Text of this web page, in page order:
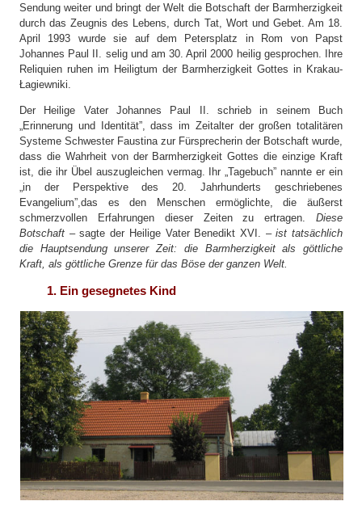
Sendung weiter und bringt der Welt die Botschaft der Barmherzigkeit
durch das Zeugnis des Lebens, durch Tat, Wort und Gebet. Am 18.
April 1993 wurde sie auf dem Petersplatz in Rom von Papst
Johannes Paul II. selig und am 30. April 2000 heilig gesprochen. Ihre
Reliquien ruhen im Heiligtum der Barmherzigkeit Gottes in Krakau-
Łagiewniki.
Der Heilige Vater Johannes Paul II. schrieb in seinem Buch
„Erinnerung und Identität”, dass im Zeitalter der großen totalitären
Systeme Schwester Faustina zur Fürsprecherin der Botschaft wurde,
dass die Wahrheit von der Barmherzigkeit Gottes die einzige Kraft
ist, die ihr Übel auszugleichen vermag. Ihr „Tagebuch” nannte er ein
„in der Perspektive des 20. Jahrhunderts geschriebenes
Evangelium”,das es den Menschen ermöglichte, die äußerst
schmerzvollen Erfahrungen dieser Zeiten zu ertragen. Diese
Botschaft – sagte der Heilige Vater Benedikt XVI. –ist tatsächlich
die Hauptsendung unserer Zeit: die Barmherzigkeit als göttliche
Kraft, als göttliche Grenze für das Böse der ganzen Welt.
1. Ein gesegnetes Kind